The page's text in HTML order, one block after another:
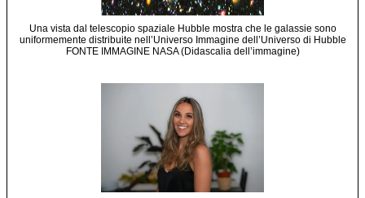
Una vista dal telescopio spaziale Hubble mostra che le galassie sono
uniformemente distribuite nell’Universo Immagine dell’Universo di Hubble
FONTE IMMAGINE NASA (Didascalia dell’immagine)